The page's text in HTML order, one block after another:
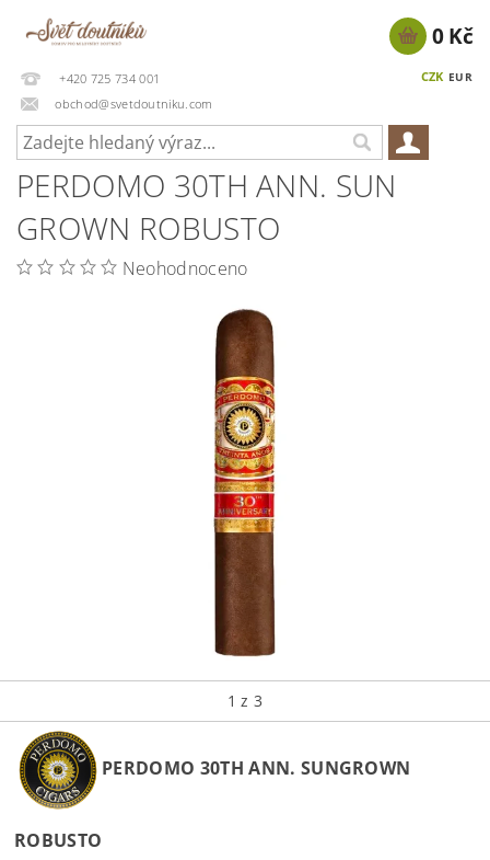
+420 725 734 001
obchod@svetdoutniku.com
CZK EUR
0 Kč
PERDOMO 30TH ANN. SUN
GROWN ROBUSTO
Neohodnoceno
1 z 3
PERDOMO 30TH ANN. SUNGROWN
ROBUSTO